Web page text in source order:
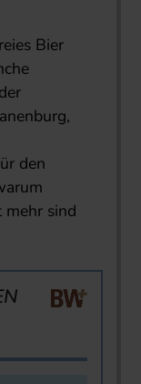
Bier
den
sind